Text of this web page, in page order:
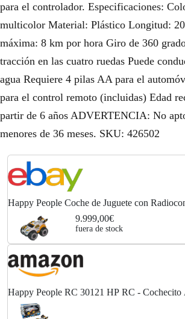
para el controlador. Especificaciones:
multicolor Material: Plástico Longitud:
máxima: 8 km por hora Giro de 360
tracción en las cuatro ruedas Puede
agua Requiere 4 pilas AA para el
para el control remoto (incluidas) Edad
partir de 6 años ADVERTENCIA: No
menores de 36 meses. SKU: 426502
Happy People Coche de Juguete con
VaporacerR1 Teledirigidos
9.999,00€
fuera de stock
Happy People RC 30121 HP RC -
Naranja, Blanco y Negro